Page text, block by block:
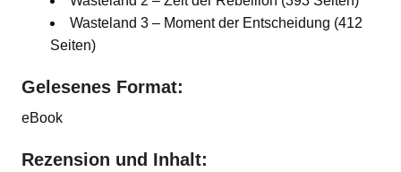
Wasteland 3 – Moment der Entscheidung (412
Seiten)
Gelesenes Format:
eBook
Rezension und Inhalt: